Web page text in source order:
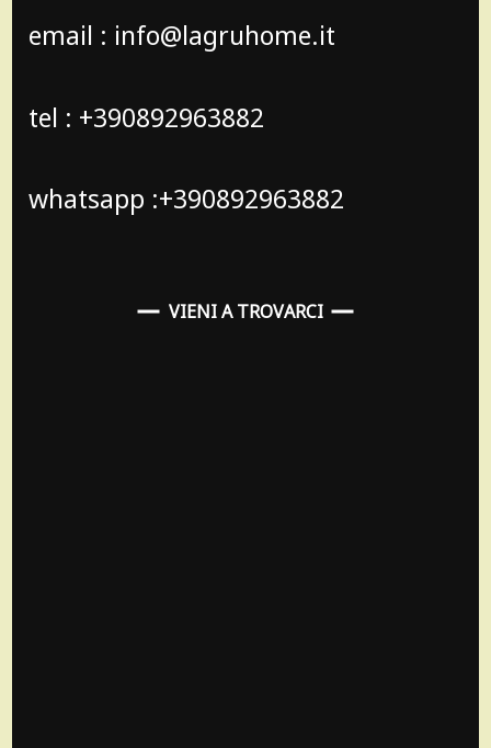
email : info@lagruhome.it
tel : +390892963882
whatsapp :+390892963882
VIENI A TROVARCI